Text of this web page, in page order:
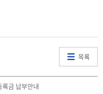
목록
금 납부안내